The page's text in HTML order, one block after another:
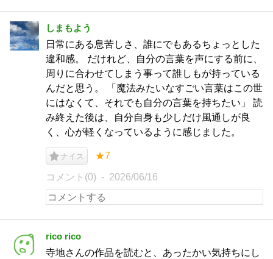
しまもよう
日常にある息苦しさ、誰にでもあるちょっとした
違和感。 だけれど、自分の言葉を声にする前に、
周りに合わせてしまう事って誰しもが持っている
んだと思う。 「魔法みたいなすごい言葉はこの世
にはなくて、それでも自分の言葉を持ちたい」 読
み終えた後は、自分自身も少しだけ風通しが良
く、心が軽くなっているように感じました。
ナイス ★7
コメント(0) 2026/06/16
rico rico
寺地さんの作品を読むと、あったかい気持ちにし